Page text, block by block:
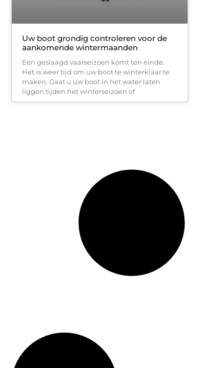
Uw boot grondig controleren voor de
aankomende wintermaanden
Een geslaagd vaarseizoen komt ten einde.
Het is weer tijd om uw boot te winterklaar te
maken. Gaat u uw boot in het water laten
liggen tijden het winterseizoen of